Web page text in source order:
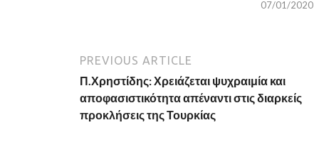
07/01/2020
PREVIOUS ARTICLE
Π.Χρηστίδης: Χρειάζεται ψυχραιμία και
αποφασιστικότητα απέναντι στις διαρκείς
προκλήσεις της Τουρκίας